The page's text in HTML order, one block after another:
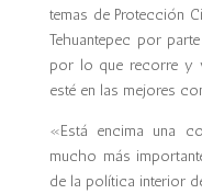
temas de Protección
Tehuantepec por
por lo que recorre y
esté en las mejores
«Está encima una
mucho más
de la política interior